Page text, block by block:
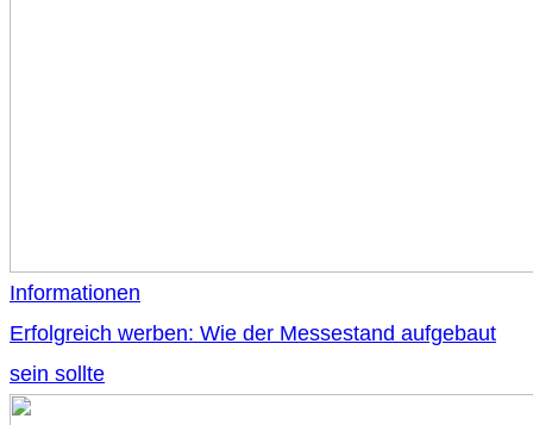
Informationen
Erfolgreich werben: Wie der Messestand aufgebaut
sein sollte